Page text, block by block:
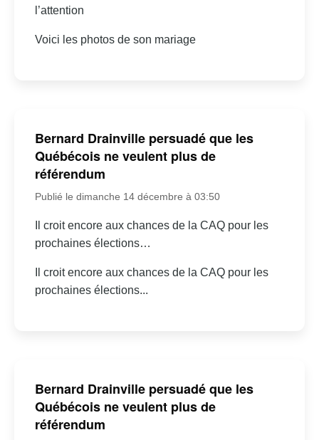
l’attention
Voici les photos de son mariage
Bernard Drainville persuadé que les
Québécois ne veulent plus de
référendum
Publié le dimanche 14 décembre à 03:50
Il croit encore aux chances de la CAQ pour les
prochaines élections…
Il croit encore aux chances de la CAQ pour les
prochaines élections...
Bernard Drainville persuadé que les
Québécois ne veulent plus de
référendum